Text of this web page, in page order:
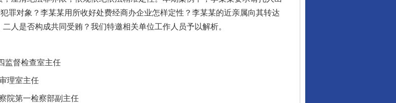
罪对象？李某某用所收好处费经商办企业怎样定性？李某某的近亲属向其转达
人是否构成共同受贿？我们特邀相关单位工作人员予以解析。
督检查室主任
理室主任
院第一检察部副主任